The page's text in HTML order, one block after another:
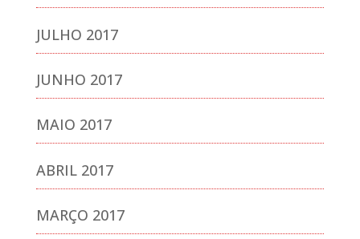
JULHO 2017
JUNHO 2017
MAIO 2017
ABRIL 2017
MARÇO 2017